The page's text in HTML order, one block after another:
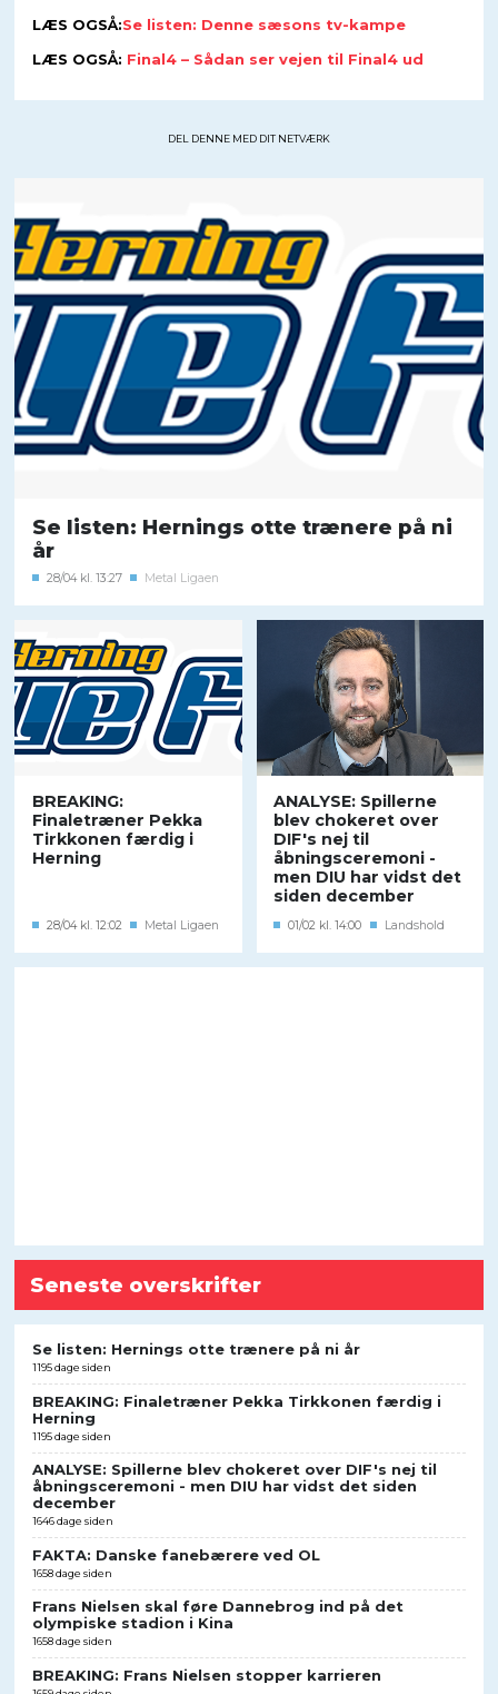
LÆS OGSÅ:Se listen: Denne sæsons tv-kampe
LÆS OGSÅ: Final4 – Sådan ser vejen til Final4 ud
DEL DENNE MED DIT NETVÆRK
Se listen: Hernings otte trænere på ni
år
28/04 kl. 13:27 Metal Ligaen
BREAKING:
Finaletræner Pekka
Tirkkonen færdig i
Herning
28/04 kl. 12:02 Metal Ligaen
ANALYSE: Spillerne
blev chokeret over
DIF's nej til
åbningsceremoni -
men DIU har vidst det
siden december
01/02 kl. 14:00 Landshold
Seneste overskrifter
Se listen: Hernings otte trænere på ni år
1195 dage siden
BREAKING: Finaletræner Pekka Tirkkonen færdig i
Herning
1195 dage siden
ANALYSE: Spillerne blev chokeret over DIF's nej til
åbningsceremoni - men DIU har vidst det siden
december
1646 dage siden
FAKTA: Danske fanebærere ved OL
1658 dage siden
Frans Nielsen skal føre Dannebrog ind på det
olympiske stadion i Kina
1658 dage siden
BREAKING: Frans Nielsen stopper karrieren